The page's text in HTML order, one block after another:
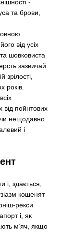
-
та брови,
від усіх
шовковиста
зазвичай
років.
від пойнтових
нещодавно
і
і, здається,
кошенят
рекси
і, як
м’яч, якщо